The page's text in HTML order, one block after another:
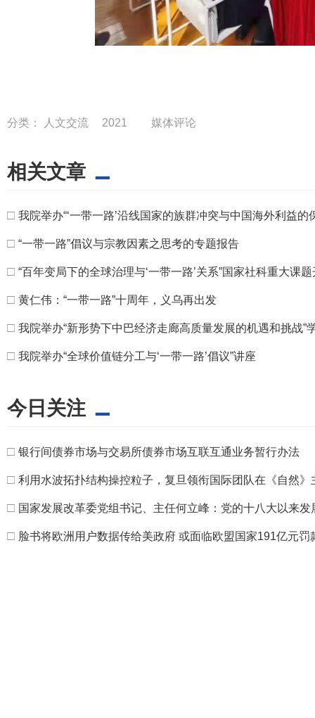
分类： 人文交流 2021 媒体评论
相关文章
□ 我院举办“‘一带一路’沿线国家的族群冲突与中国海外利益的
□ “一带一路”倡议与宗教因素之思考的专题报告
□ “百年变局下的全球治理与‘一带一路’关系”国家社科重大课
□ 黄仁伟：“一带一路”十周年，义乌再出发
□ 我院举办“新形势下中巴经济走廊高质量发展的机遇和挑战”
□ 我院举办“全球价值链分工与‘一带一路’倡议”讲座
今日关注
□ 银行间债券市场与交易所债券市场互联互通业务暂行办法
□ 利用水波拓扑结构操控粒子，复旦领衔国际团队在《自然》
□ 国家发展改革委党组书记、主任何立峰：党的十八大以来
□ 脸书将欧洲用户数据传给美政府 或面临欧盟国家191亿元罚